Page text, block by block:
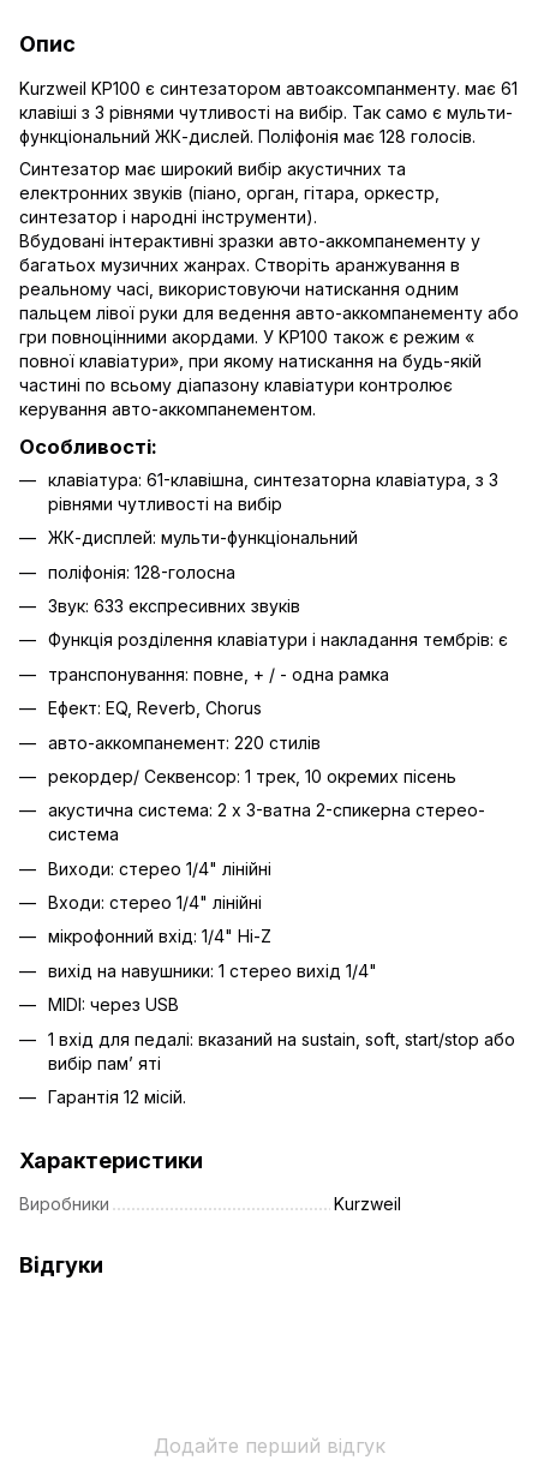
Опис
Kurzweil KP100 є синтезатором автоаксомпанменту. має 61
клавіші з 3 рівнями чутливості на вибір. Так само є мульти-
функціональний ЖК-дислей. Поліфонія має 128 голосів.
Синтезатор має широкий вибір акустичних та
електронних звуків (піано, орган, гітара, оркестр,
синтезатор і народні інструменти).
Вбудовані інтерактивні зразки авто-аккомпанементу у
багатьох музичних жанрах. Створіть аранжування в
реальному часі, використовуючи натискання одним
пальцем лівої руки для ведення авто-аккомпанементу або
гри повноцінними акордами. У KP100 також є режим «
повної клавіатури», при якому натискання на будь-якій
частині по всьому діапазону клавіатури контролює
керування авто-аккомпанементом.
Особливості:
клавіатура: 61-клавішна, синтезаторна клавіатура, з 3
рівнями чутливості на вибір
ЖК-дисплей: мульти-функціональний
поліфонія: 128-голосна
Звук: 633 експресивних звуків
Функція розділення клавіатури і накладання тембрів: є
транспонування: повне, + / - одна рамка
Ефект: EQ, Reverb, Chorus
авто-аккомпанемент: 220 стилів
рекордер/ Секвенсор: 1 трек, 10 окремих пісень
акустична система: 2 х 3-ватна 2-спикерна стерео-
система
Виходи: стерео 1/4" лінійні
Входи: стерео 1/4" лінійні
мікрофонний вхід: 1/4" Hi-Z
вихід на навушники: 1 стерео вихід 1/4"
MIDI: через USB
1 вхід для педалі: вказаний на sustain, soft, start/stop або
вибір пам’ яті
Гарантія 12 місій.
Характеристики
Виробники Kurzweil
Відгуки
Додайте перший відгук